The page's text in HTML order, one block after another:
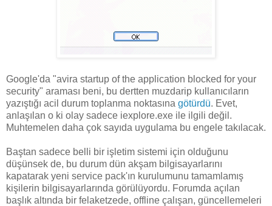
Google'da "avira startup of the application blocked for your
security" araması beni, bu dertten muzdarip kullanıcıların
yazıştığı acil durum toplanma noktasına götürdü. Evet,
anlaşılan o ki olay sadece iexplore.exe ile ilgili değil.
Muhtemelen daha çok sayıda uygulama bu engele takılacak.
Baştan sadece belli bir işletim sistemi için olduğunu
düşünsek de, bu durum dün akşam bilgisayarlarını
kapatarak yeni service pack'ın kurulumunu tamamlamış
kişilerin bilgisayarlarında görülüyordu. Forumda açılan
başlık altında bir felaketzede, offline çalışan, güncellemeleri